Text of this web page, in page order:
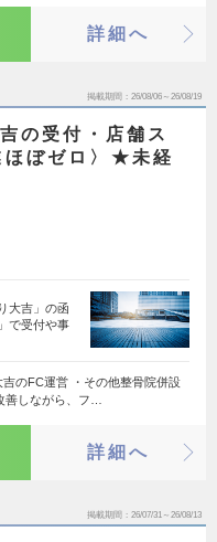
詳細へ
掲載期間 26/08/06～26/08/19
の受付・店舗ス
ほぼゼロ〉★未経
大吉」の函
で受付や事
のFC運営 ・その他整骨院併設
善しながら、フ…
詳細へ
掲載期間 26/07/31～26/08/13